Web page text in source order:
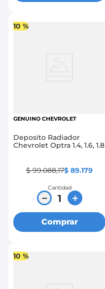
10 %
GENUINO CHEVROLET
Deposito Radiador
Chevrolet Optra 1.4, 1.6, 1.8
$ 99.088,17$ 89.179
Cantidad
＋
－
Comprar
10 %